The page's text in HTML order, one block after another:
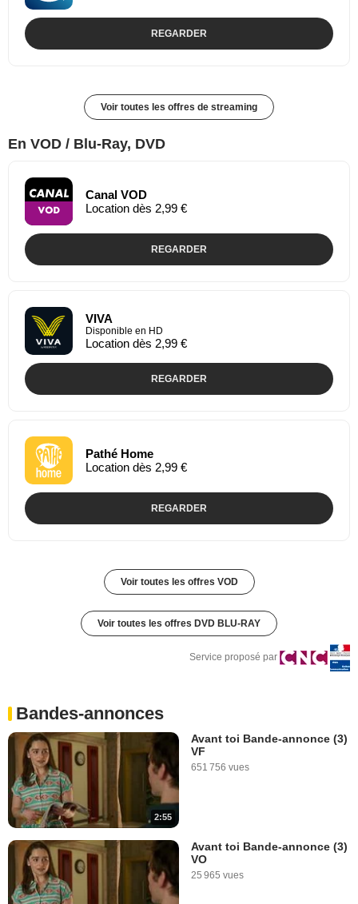
REGARDER
Voir toutes les offres de streaming
En VOD / Blu-Ray, DVD
Canal VOD
Location dès 2,99 €
REGARDER
VIVA
Disponible en HD
Location dès 2,99 €
REGARDER
Pathé Home
Location dès 2,99 €
REGARDER
Voir toutes les offres VOD
Voir toutes les offres DVD BLU-RAY
Service proposé par
Bandes-annonces
2:55
Avant toi Bande-annonce (3)
VF
651 756 vues
Avant toi Bande-annonce (3)
VO
25 965 vues